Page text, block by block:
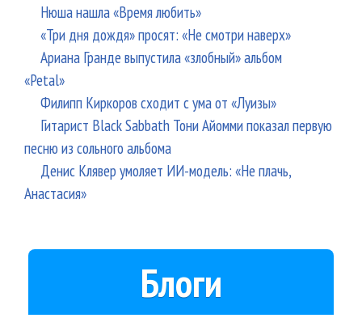
Нюша нашла «Время любить»
«Три дня дождя» просят: «Не смотри наверх»
Ариана Гранде выпустила «злобный» альбом
«Petal»
Филипп Киркоров сходит с ума от «Луизы»
Гитарист Black Sabbath Тони Айомми показал первую
песню из сольного альбома
Денис Клявер умоляет ИИ-модель: «Не плачь,
Анастасия»
Блоги